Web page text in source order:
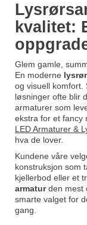
kvalitet:
Glem gamle,
En moderne
og visuell komfort.
løsninger ofte blir
armaturer som
ekstra for et fancy
LED Armaturer &
hva de lover.
Kundene våre
konstruksjon som
kjellerbod eller et
armaturden mest
smarte valget for
gang.